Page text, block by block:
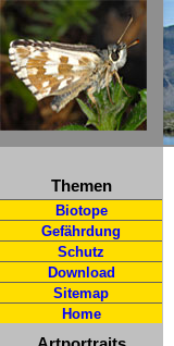
Themen
Biotope
Gefährdung
Schutz
Download
Sitemap
Home